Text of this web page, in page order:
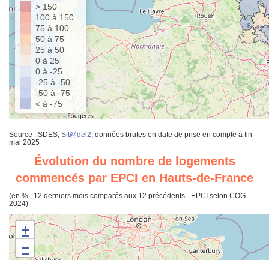
> 150
100 à 150
75 à 100
50 à 75
25 à 50
0 à 25
0 à -25
-25 à -50
-50 à -75
< à -75
Source : SDES, Sit@del2, données brutes en date de prise en compte à fin
mai 2025
Évolution du nombre de logements
commencés par EPCI en Hauts-de-France
(en % , 12 derniers mois comparés aux 12 précédents - EPCI selon COG
2024)
+
−